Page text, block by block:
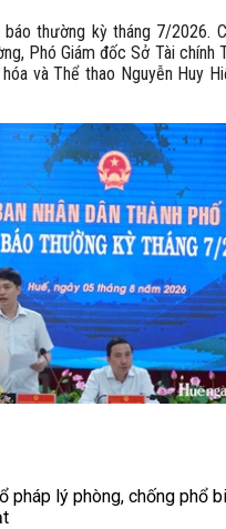
thường kỳ tháng 7/2026.
Phó Giám đốc Sở Tài chính
và Thể thao Nguyễn Huy
pháp lý phòng, chống phổ